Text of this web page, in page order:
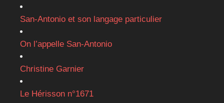
San-Antonio et son langage particulier
On l’appelle San-Antonio
Christine Garnier
Le Hérisson n°1671